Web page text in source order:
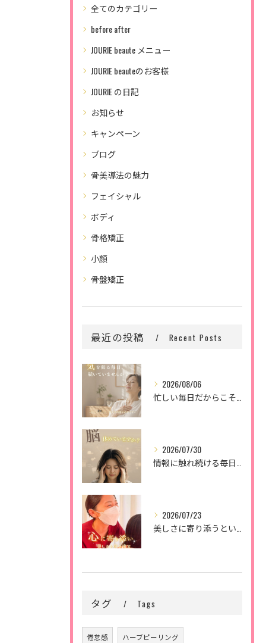
全てのカテゴリー
before after
JOURIE beaute メニュー
JOURIE beauteのお客様
JOURIE の日記
お知らせ
キャンペーン
ブログ
骨美導法の魅力
フェイシャル
ボディ
骨格矯正
小顔
骨盤矯正
最近の投稿 Recent Posts
2026/08/06
2026/07/30
2026/07/23
タグ Tags
倦怠感 ハーブピーリング